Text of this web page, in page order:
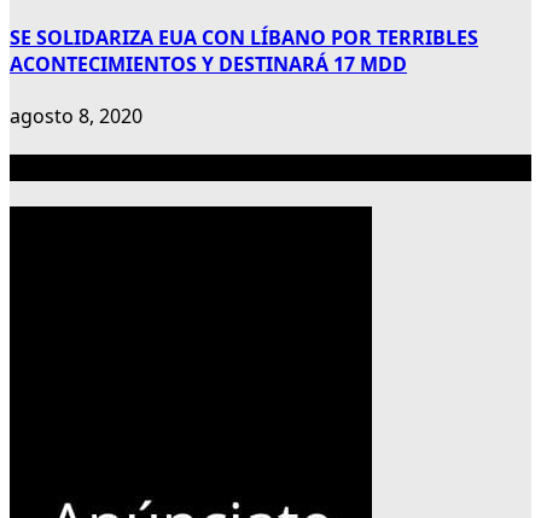
SE SOLIDARIZA EUA CON LÍBANO POR TERRIBLES
ACONTECIMIENTOS Y DESTINARÁ 17 MDD
agosto 8, 2020